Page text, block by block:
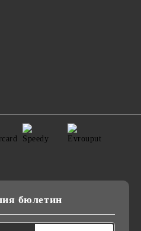
бюлетин